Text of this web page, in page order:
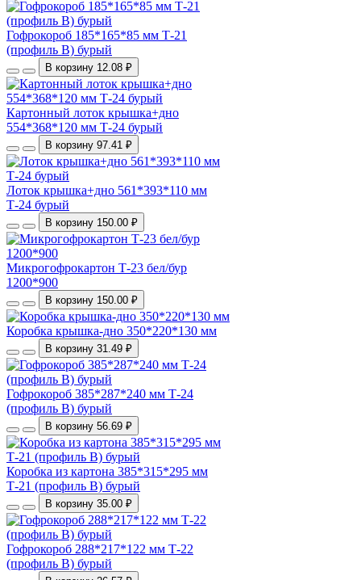
Гофрокороб 185*165*85 мм Т-21
(профиль B) бурый
В корзину 12.08 ₽
Картонный лоток крышка+дно
554*368*120 мм Т-24 бурый
В корзину 97.41 ₽
Лоток крышка+дно 561*393*110 мм
Т-24 бурый
В корзину 150.00 ₽
Микрогофрокартон Т-23 бел/бур
1200*900
В корзину 150.00 ₽
Коробка крышка-дно 350*220*130 мм
В корзину 31.49 ₽
Гофрокороб 385*287*240 мм Т-24
(профиль B) бурый
В корзину 56.69 ₽
Коробка из картона 385*315*295 мм
Т-21 (профиль B) бурый
В корзину 35.00 ₽
Гофрокороб 288*217*122 мм Т-22
(профиль B) бурый